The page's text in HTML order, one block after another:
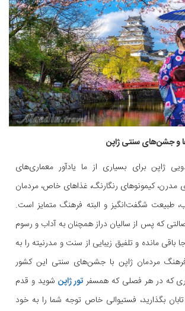
و جشن‌های سنتی ژاپن
ژاپن برای بسیاری از ما یادآور معماری‌های
مدرن، کیمونوهای رنگارنگ، غذاهای خاص، مردمان
شگفت‌انگیز و البته فرهنگ متمایز است.
که پس از سالیان دراز همچنان به آداب و رسوم
مانده و تلفیق زیبایی از سنت و مدرنیته را به
مردمان ژاپن با جشن‌های سنتی این کشور
که در هر فصلی که همسفر تور ژاپن شوید و قدم
بگذارید، فستیوالی خاص توجه شما را به خود